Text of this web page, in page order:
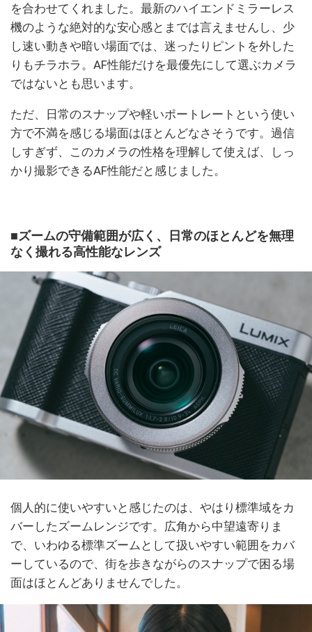
を合わせてくれました。最新のハイエンドミラーレス
機のような絶対的な安心感とまでは言えませんし、少
し速い動きや暗い場面では、迷ったりピントを外した
りもチラホラ。AF性能だけを最優先にして選ぶカメラ
ではないとも思います。
ただ、日常のスナップや軽いポートレートという使い
方で不満を感じる場面はほとんどなさそうです。過信
しすぎず、このカメラの性格を理解して使えば、しっ
かり撮影できるAF性能だと感じました。
■ズームの守備範囲が広く、日常のほとんどを無理
なく撮れる高性能なレンズ
個人的に使いやすいと感じたのは、やはり標準域をカ
バーしたズームレンジです。広角から中望遠寄りま
で、いわゆる標準ズームとして扱いやすい範囲をカバ
ーしているので、街を歩きながらのスナップで困る場
面はほとんどありませんでした。